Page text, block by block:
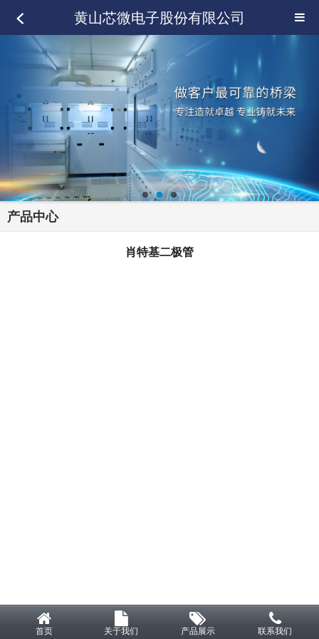
黄山芯微电子股份有限公司
产品中心
肖特基二极管
首页 关于我们 产品展示 联系我们